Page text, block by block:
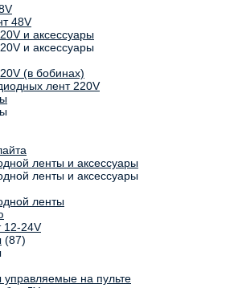
48V
и аксессуары
и аксессуары
(в бобинах)
лент 220V
ленты и аксессуары
ленты и аксессуары
ленты
12-24V
(87)
на пульте